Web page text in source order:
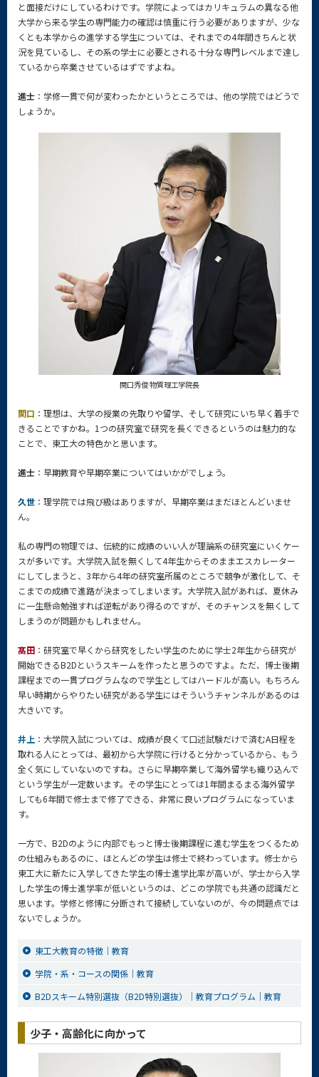
と面接だけにしているわけです。学院によってはカリキュラムの異なる他
大学から来る学生の専門能力の確認は慎重に行う必要がありますが、少な
くとも本学からの進学する学生については、それまでの4年間きちんと状
況を見ているし、その系の学士に必要とされる十分な専門レベルまで達し
ているから卒業させているはずですよね。
進士 ：学修一貫で何が変わったかというところでは、他の学院ではどうで
しょうか。
関口秀俊 物質理工学院長
関口 ：理想は、大学の授業の先取りや留学、そして研究にいち早く着手で
きることですかね。1つの研究室で研究を長くできるというのは魅力的な
ことで、東工大の特色かと思います。
進士 ：早期教育や早期卒業についてはいかがでしょう。
久世 ：理学院では飛び級はありますが、早期卒業はまだほとんどいませ
ん。
私の専門の物理では、伝統的に成績のいい人が理論系の研究室にいくケー
スが多いです。大学院入試を無くして4年生からそのままエスカレーター
にしてしまうと、3年から4年の研究室所属のところで競争が激化して、そ
こまでの成績で進路が決まってしまいます。大学院入試があれば、夏休み
に一生懸命勉強すれば逆転があり得るのですが、そのチャンスを無くして
しまうのが問題かもしれません。
髙田 ：研究室で早くから研究をしたい学生のために学士2年生から研究が
開始できるB2Dというスキームを作ったと思うのですよ。ただ、博士後期
課程までの一貫プログラムなので学生としてはハードルが高い。もちろん
早い時期からやりたい研究がある学生にはそういうチャンネルがあるのは
大きいです。
井上 ：大学院入試については、成績が良くて口述試験だけで済むA日程を
取れる人にとっては、最初から大学院に行けると分かっているから、もう
全く気にしていないのですね。さらに早期卒業して海外留学も織り込んで
という学生が一定数います。その学生にとっては1年間まるまる海外留学
しても6年間で修士まで修了できる、非常に良いプログラムになっていま
す。
一方で、B2Dのように内部でもっと博士後期課程に進む学生をつくるため
の仕組みもあるのに、ほとんどの学生は修士で終わっています。修士から
東工大に新たに入学してきた学生の博士進学比率が高いが、学士から入学
した学生の博士進学率が低いというのは、どこの学院でも共通の認識だと
思います。学修と修博に分断されて接続していないのが、今の問題点では
ないでしょうか。
東工大教育の特徴｜教育
学院・系・コースの関係｜教育
B2Dスキーム特別選抜（B2D特別選抜）｜教育プログラム｜教育
少子・高齢化に向かって